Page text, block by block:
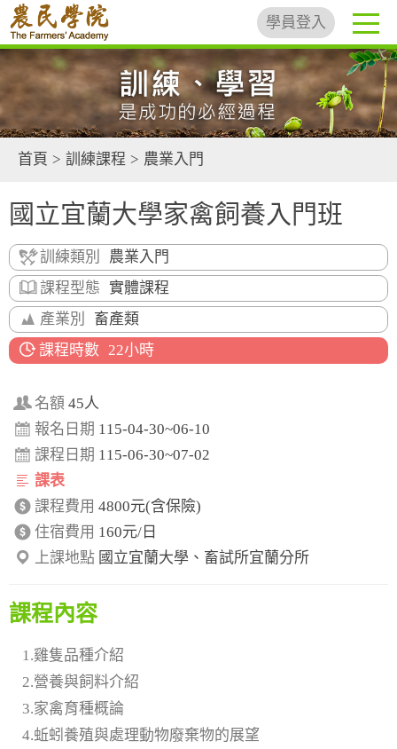
學員登入
首頁 > 訓練課程 > 農業入門
國立宜蘭大學家禽飼養入門班
訓練類別
農業入門
課程型態 實體課程
產業別
畜產類
課程時數 22小時
名額 45人
報名日期 115-04-30~06-10
課程日期 115-06-30~07-02
課表
課程費用 4800元(含保險)
住宿費用 160元/日
上課地點 國立宜蘭大學、畜試所宜蘭分所
課程內容
1.雞隻品種介紹
2.營養與飼料介紹
3.家禽育種概論
4.蚯蚓養殖與處理動物廢棄物的展望